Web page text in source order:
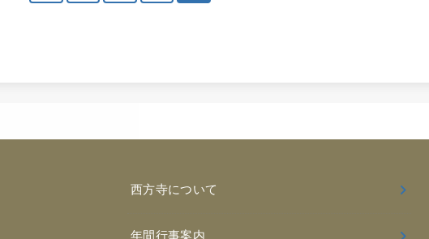
西方寺について
年間行事案内